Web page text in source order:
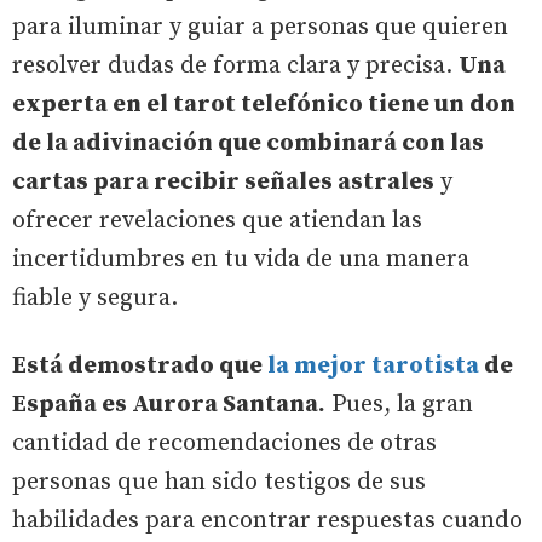
para iluminar y guiar a personas que quieren
resolver dudas de forma clara y precisa. Una
experta en el tarot telefónico tiene un don
de la adivinación que combinará con las
cartas para recibir señales astrales y
ofrecer revelaciones que atiendan las
incertidumbres en tu vida de una manera
fiable y segura.
Está demostrado que la mejor tarotista de
España es Aurora Santana. Pues, la gran
cantidad de recomendaciones de otras
personas que han sido testigos de sus
habilidades para encontrar respuestas cuando